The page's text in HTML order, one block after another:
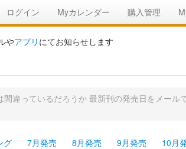
ログイン Myカレンダー 購入管理
やアプリ にてお知らせします
違っているだろうか 最新刊の発売日をメール
グ 7月発売 8月発売 9月発売 10月